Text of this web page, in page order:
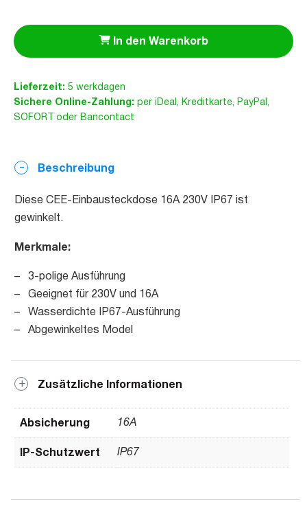
Beschreibung
Diese CEE-Einbausteckdose 16A 230V IP67 ist
gewinkelt.
Merkmale:
– 3-polige Ausführung
– Geeignet für 230V und 16A
– Wasserdichte IP67-Ausführung
– Abgewinkeltes Model
Zusätzliche Informationen
Absicherung 16A
IP-Schutzwert IP67
In den Warenkorb
Lieferzeit: 5 werkdagen
Sichere Online-Zahlung: per iDeal, Kreditkarte, PayPal,
SOFORT oder Bancontact